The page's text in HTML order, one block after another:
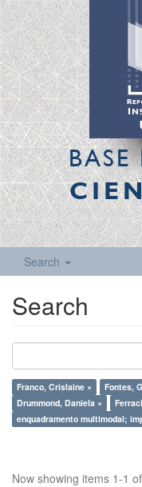
Search
Search
Franco, Crislaine × Fontes,
Drummond, Daniela ×
enquadramento multimodal;
Now showing items 1-1